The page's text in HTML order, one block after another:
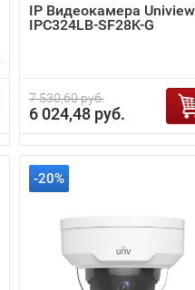
IP Видеокамера Uniview
IPC324LB-SF28K-G
7 530,60 руб.
6 024,48 руб.
-20%